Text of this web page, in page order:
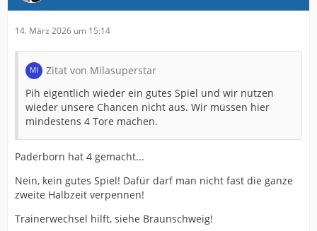
14. März 2026 um 15:14
Zitat von Milasuperstar
Pih eigentlich wieder ein gutes Spiel und wir nutzen
wieder unsere Chancen nicht aus. Wir müssen hier
mindestens 4 Tore machen.
Paderborn hat 4 gemacht...
Nein, kein gutes Spiel! Dafür darf man nicht fast die ganze
zweite Halbzeit verpennen!
Trainerwechsel hilft, siehe Braunschweig!